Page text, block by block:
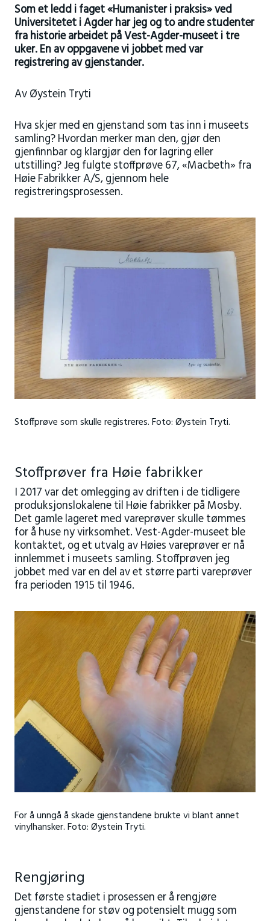
Som et ledd i faget «Humanister i praksis» ved
Universitetet i Agder har jeg og to andre studenter
fra historie arbeidet på Vest-Agder-museet i tre
uker. En av oppgavene vi jobbet med var
registrering av gjenstander.
Av Øystein Tryti
Hva skjer med en gjenstand som tas inn i museets
samling? Hvordan merker man den, gjør den
gjenfinnbar og klargjør den for lagring eller
utstilling? Jeg fulgte stoffprøve 67, «Macbeth» fra
Høie Fabrikker A/S, gjennom hele
registreringsprosessen.
Stoffprøve som skulle registreres. Foto: Øystein Tryti.
Stoffprøver fra Høie fabrikker
I 2017 var det omlegging av driften i de tidligere
produksjonslokalene til Høie fabrikker på Mosby.
Det gamle lageret med vareprøver skulle tømmes
for å huse ny virksomhet. Vest-Agder-museet ble
kontaktet, og et utvalg av Høies vareprøver er nå
innlemmet i museets samling. Stoffprøven jeg
jobbet med var en del av et større parti vareprøver
fra perioden 1915 til 1946.
For å unngå å skade gjenstandene brukte vi blant annet
vinylhansker. Foto: Øystein Tryti.
Rengjøring
Det første stadiet i prosessen er å rengjøre
gjenstandene for støv og potensielt mugg som